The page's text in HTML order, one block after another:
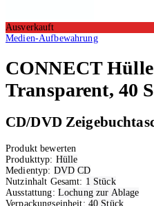
Ausverkauft
Medien-Aufbewahrung
CONNECTHülle
Transparent, 40
CD/DVD
Produkt bewerten
Produkttyp: Hülle
Medientyp: DVD CD
Nutzinhalt Gesamt: 1 Stück
Ausstattung: Lochung zur Ablage
Verpackungseinheit: 40 Stück